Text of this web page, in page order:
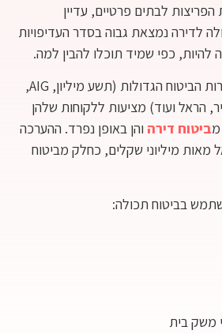
לבתים פרטיים, עדיין
לדירה נמצאת גבוה בסדר העדיפויות
להיות, כפי שמיד תוכלו להבין למה.
בישראל , כמעט כל חברות הביטוח הגדולות (תשע מיליון, AIG,
הראל ועוד) מציעות ללקוחות שלהן
מביטוח דירה והן באופן נפרד. ההערכה
מאות מיליוני שקלים, כחלק מביטוח
בביטוח תכולה:
משק בית